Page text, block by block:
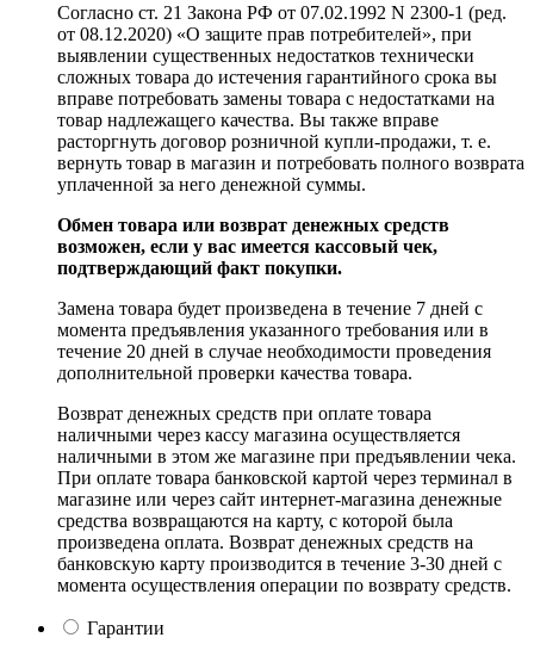
Согласно ст. 21 Закона РФ от 07.02.1992 N 2300-1 (ред.
от 08.12.2020) «О защите прав потребителей», при
выявлении существенных недостатков технически
сложных товара до истечения гарантийного срока вы
вправе потребовать замены товара с недостатками на
товар надлежащего качества. Вы также вправе
расторгнуть договор розничной купли-продажи, т. е.
вернуть товар в магазин и потребовать полного возврата
уплаченной за него денежной суммы.
Обмен товара или возврат денежных средств
возможен, если у вас имеется кассовый чек,
подтверждающий факт покупки.
Замена товара будет произведена в течение 7 дней с
момента предъявления указанного требования или в
течение 20 дней в случае необходимости проведения
дополнительной проверки качества товара.
Возврат денежных средств при оплате товара
наличными через кассу магазина осуществляется
наличными в этом же магазине при предъявлении чека.
При оплате товара банковской картой через терминал в
магазине или через сайт интернет-магазина денежные
средства возвращаются на карту, с которой была
произведена оплата. Возврат денежных средств на
банковскую карту производится в течение 3-30 дней с
момента осуществления операции по возврату средств.
Гарантии